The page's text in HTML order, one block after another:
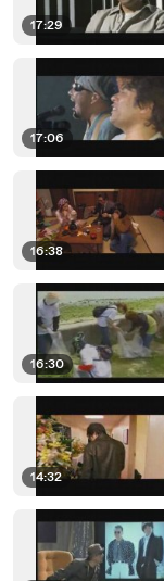
17:29
17:06
16:38
16:30
14:32